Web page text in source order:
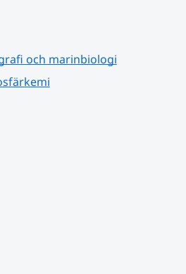
och marinbiologi
webbplats.
webbplats.